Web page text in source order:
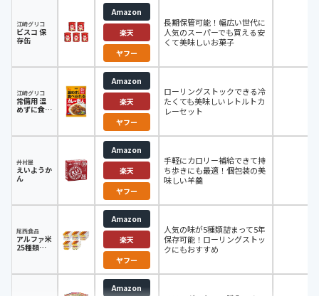
江崎グリコ
ビスコ 保
存缶
Amazon
楽天
ヤフー
長期保管可能！幅広い世代に
人気のスーパーでも買える安
くて美味しいお菓子
江崎グリコ
常備用 温
めずに食べ
Amazon
楽天
ヤフー
ローリングストックできる冷
たくても美味しいレトルトカ
レーセット
井村屋
えいようか
ん
Amazon
楽天
ヤフー
手軽にカロリー補給できて持
ち歩きにも最適！個包装の美
味しい羊羹
尾西食品
アルファ米
25種類全
Amazon
楽天
ヤフー
人気の味が5種類詰まって5年
保存可能！ローリングストッ
クにもおすすめ
Amazon